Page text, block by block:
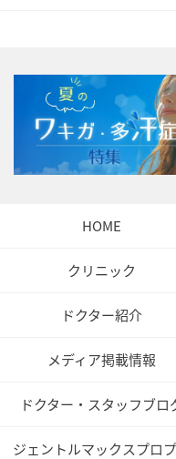
HOME
クリニック
ドクター紹介
メディア掲載情報
ドクター・スタッフブロ
ジェントルマックスプロ